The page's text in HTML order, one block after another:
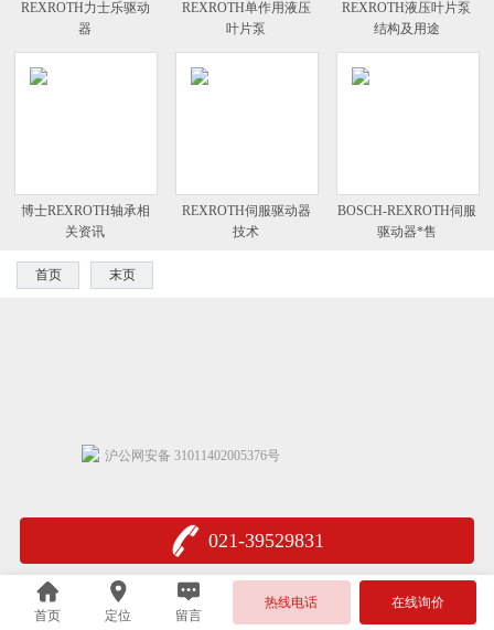
REXROTH力士乐驱动
器
REXROTH单作用液压
叶片泵
REXROTH液压叶片泵
结构及用途
博士REXROTH轴承相
关资讯
REXROTH伺服驱动器
技术
BOSCH-REXROTH伺服
驱动器*售
首页 末页
021-39529831
首页 定位 留言
热线电话 在线询价
沪公网安备 31011402005376号